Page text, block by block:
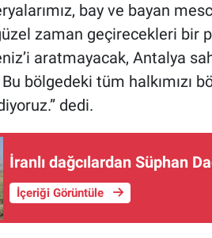
bay ve bayan
zaman geçirecekleri bir
aratmayacak, Antalya
bölgedeki tüm halkımızı
dedi.
İranlı dağcılardan Süphan
İçeriği Görüntüle